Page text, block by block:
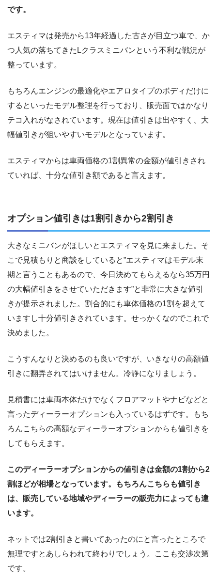
です。
エスティマは発売から13年経過した古さが目立つ車で、か
つ人気の落ちてきたLクラスミニバンという不利な戦況が
整っています。
もちろんエンジンの最適化やエアロタイプのボディだけに
するといったモデル整理を行っており、販売面ではかなり
テコ入れがなされています。現在は値引きは出やすく、大
幅値引きが狙いやすいモデルとなっています。
エスティマからは車両価格の1割異常の金額が値引きされ
ていれば、十分な値引き額であると言えます。
オプション値引きは1割引きから2割引き
大きなミニバンがほしいとエスティマを見に来ました。そ
こで見積もりと商談をしていると”エスティマはモデル末
期と言うこともあるので、今日決めてもらえるなら35万円
の大幅値引きをさせていただきます”と非常に大きな値引
きが提示されました。割合的にも車体価格の1割を超えて
いますし十分値引きされています。せっかくなのでこれで
決めました。
こうすんなりと決めるのも良いですが、いきなりの高額値
引きに翻弄されてはいけません。冷静になりましょう。
見積書には車両本体だけでなくフロアマットやナビなどと
言ったディーラーオプションも入っているはずです。もち
ろんこちらの高額なディーラーオプションからも値引きを
してもらえます。
このディーラーオプションからの値引きは金額の1割から2
割ほどが相場となっています。もちろんこちらも値引き
は、販売している地域やディーラーの販売力によっても違
います。
ネットでは2割引きと書いてあったのにと言ったところで
無理ですとあしらわれて終わりでしょう。ここも交渉次第
です。